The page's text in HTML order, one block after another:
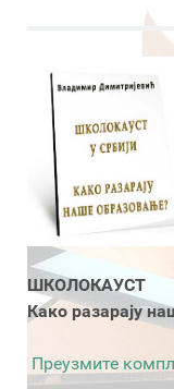
ШКОЛОКАУСТ
Како разарају
Преузмите